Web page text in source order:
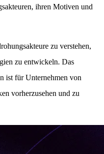
ihren Motiven und
zu verstehen,
zu entwickeln. Das
ist für Unternehmen von
vorherzusehen und zu